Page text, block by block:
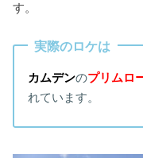
す。
実際のロケは
カムデンのプリムロ
れています。